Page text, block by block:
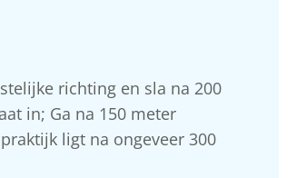
richting en sla na 200
in; Ga na 150 meter
ligt na ongeveer 300